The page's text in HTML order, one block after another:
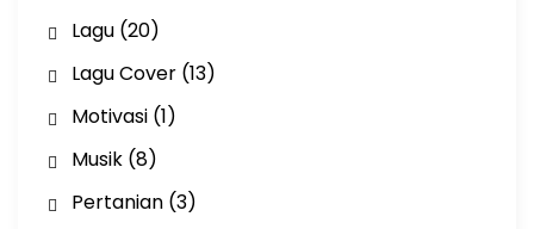
Lagu(20)
Lagu Cover(13)
Motivasi(1)
Musik(8)
Pertanian(3)